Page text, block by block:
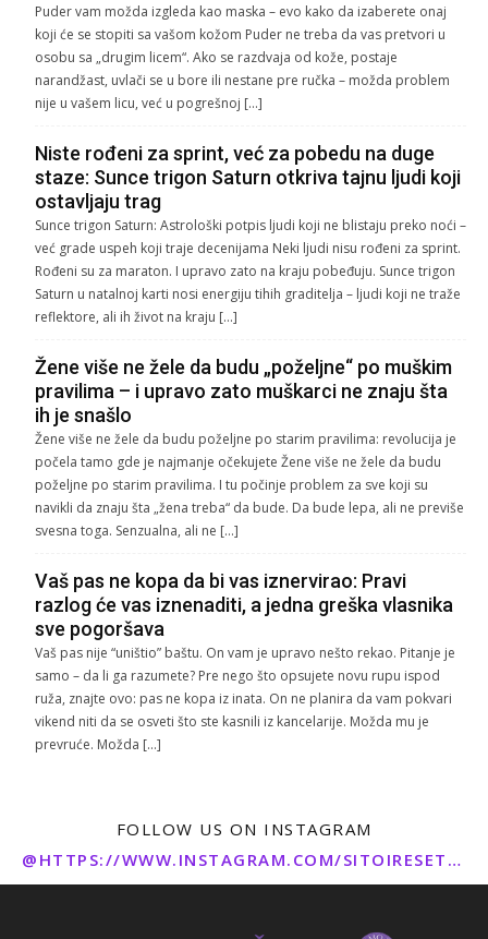
Puder vam možda izgleda kao maska – evo kako da izaberete onaj
koji će se stopiti sa vašom kožom Puder ne treba da vas pretvori u
osobu sa „drugim licem“. Ako se razdvaja od kože, postaje
narandžast, uvlači se u bore ili nestane pre ručka – možda problem
nije u vašem licu, već u pogrešnoj […]
Niste rođeni za sprint, već za pobedu na duge
staze: Sunce trigon Saturn otkriva tajnu ljudi koji
ostavljaju trag
Sunce trigon Saturn: Astrološki potpis ljudi koji ne blistaju preko noći –
već grade uspeh koji traje decenijama Neki ljudi nisu rođeni za sprint.
Rođeni su za maraton. I upravo zato na kraju pobeđuju. Sunce trigon
Saturn u natalnoj karti nosi energiju tihih graditelja – ljudi koji ne traže
reflektore, ali ih život na kraju […]
Žene više ne žele da budu „poželjne“ po muškim
pravilima – i upravo zato muškarci ne znaju šta
ih je snašlo
Žene više ne žele da budu poželjne po starim pravilima: revolucija je
počela tamo gde je najmanje očekujete Žene više ne žele da budu
poželjne po starim pravilima. I tu počinje problem za sve koji su
navikli da znaju šta „žena treba“ da bude. Da bude lepa, ali ne previše
svesna toga. Senzualna, ali ne […]
Vaš pas ne kopa da bi vas iznervirao: Pravi
razlog će vas iznenaditi, a jedna greška vlasnika
sve pogoršava
Vaš pas nije “uništio” baštu. On vam je upravo nešto rekao. Pitanje je
samo – da li ga razumete? Pre nego što opsujete novu rupu ispod
ruža, znajte ovo: pas ne kopa iz inata. On ne planira da vam pokvari
vikend niti da se osveti što ste kasnili iz kancelarije. Možda mu je
prevruće. Možda […]
FOLLOW US ON INSTAGRAM
@HTTPS://WWW.INSTAGRAM.COM/SITOIRESETO/